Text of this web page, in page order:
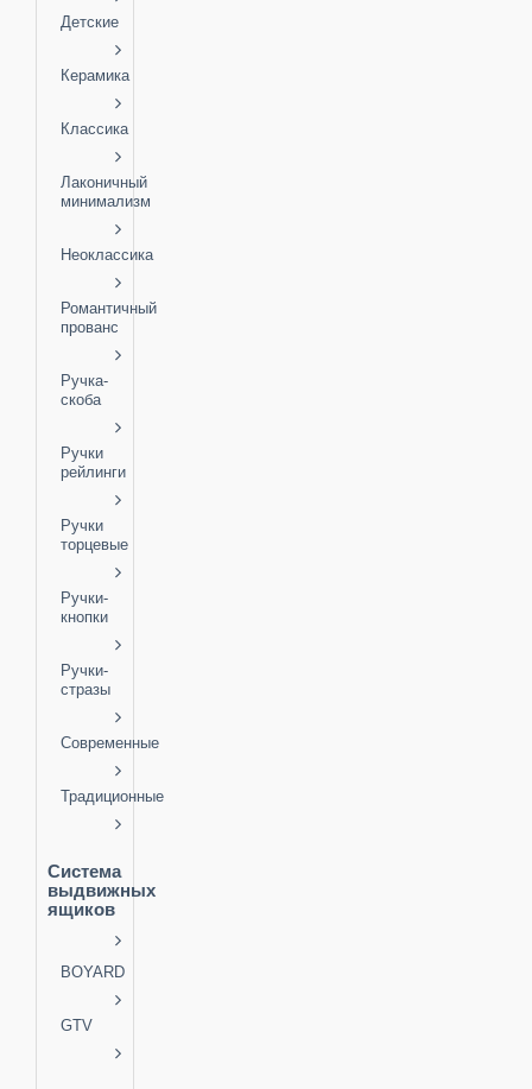
Детские
Керамика
Классика
Лаконичный
минимализм
Неоклассика
Романтичный
прованс
Ручка-
скоба
Ручки
рейлинги
Ручки
торцевые
Ручки-
кнопки
Ручки-
стразы
Современные
Традиционные
Система
выдвижных
ящиков
BOYARD
GTV